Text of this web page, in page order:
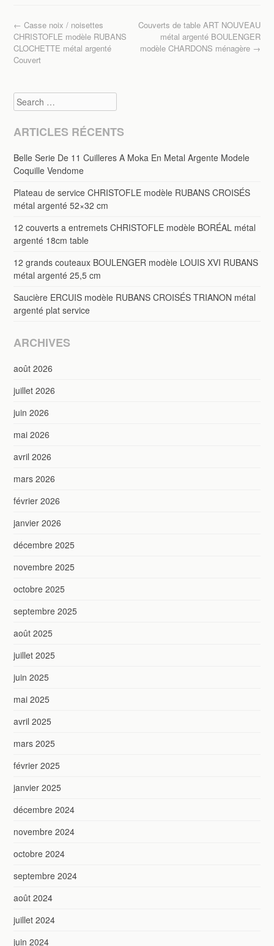
o
o
k
Post navigation
← Casse noix / noisettes
CHRISTOFLE modèle RUBANS
CLOCHETTE métal argenté
Couvert
Couverts de table ART NOUVEAU
métal argenté BOULENGER
modèle CHARDONS ménagère →
Search
ARTICLES RÉCENTS
Belle Serie De 11 Cuilleres A Moka En Metal Argente Modele
Coquille Vendome
Plateau de service CHRISTOFLE modèle RUBANS CROISÉS
métal argenté 52×32 cm
12 couverts a entremets CHRISTOFLE modèle BORÉAL métal
argenté 18cm table
12 grands couteaux BOULENGER modèle LOUIS XVI RUBANS
métal argenté 25,5 cm
Saucière ERCUIS modèle RUBANS CROISÉS TRIANON métal
argenté plat service
ARCHIVES
août 2026
juillet 2026
juin 2026
mai 2026
avril 2026
mars 2026
février 2026
janvier 2026
décembre 2025
novembre 2025
octobre 2025
septembre 2025
août 2025
juillet 2025
juin 2025
mai 2025
avril 2025
mars 2025
février 2025
janvier 2025
décembre 2024
novembre 2024
octobre 2024
septembre 2024
août 2024
juillet 2024
juin 2024